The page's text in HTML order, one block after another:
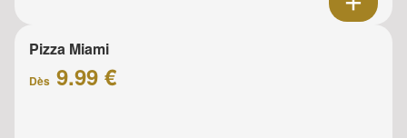
Pizza Miami
Dès 9.99 €